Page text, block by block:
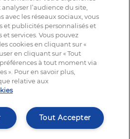
SUIVRE
tout droit réservé | 2025
l’audience du site,
avec les réseaux sociaux, vous
et publicités personnalisés et
services. Vous pouvez
cookies en cliquant sur «
en cliquant sur « Tout
à tout moment via
». Pour en savoir plus,
relative aux
Tout Accepter